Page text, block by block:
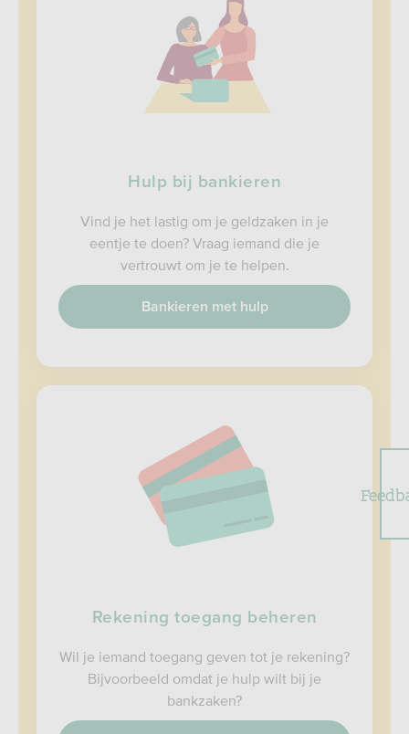
Hulp bij bankieren
Vind je het lastig om je geldzaken in je
eentje te doen? Vraag iemand die je
vertrouwt om je te helpen.
Bankieren met hulp
Rekening toegang beheren
Wil je iemand toegang geven tot je rekening?
Bijvoorbeeld omdat je hulp wilt bij je
bankzaken?